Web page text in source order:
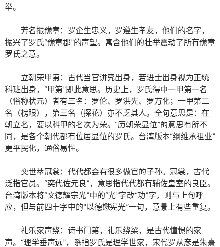
举。
芳名振豫章：罗企生忠义，罗遵生孝友，他们的名字，
振兴了罗氏“豫章郡”的声望。寓含他们的壮举震动了所有豫章
罗氏之意。
立朝荣甲第：古代当官讲究出身，若进士出身视为正统
科班出身，“甲第”即此意思。历史上，罗氏得中一甲第一名
（俗称状元）者有三名：罗伦、罗洪先、罗万化；一甲第二
名（榜眼），第三名（探花）亦不乏其人。全句意思是：在
朝立名，要以科甲的名次为荣。“历朝荣显位”的意思有所不
同，是各个朝代都有位居显位的罗氏。台湾版本“纲维承祖业”
更平民化，通俗易懂。
奕世萃冠裳：代代都会有很多做官的子孙。冠裳，古代
泛指官员。“奕代佐元良”，意思指代代都有辅佐皇室的良臣。
台湾版本将“文德耀宗光”中的“光”字改“功”字，则与上句呼
应，但与前四十字中的“以德懋宪光”一句，意景上有些重复。
礼乐家声绕：诗书门第，礼乐绕梁，是古代憧憬的家
声。“理学垂声远”，系指罗氏是理学世家，宋代罗从彦是朱熹